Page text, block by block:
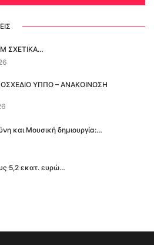
ΣΧΕΤΙΚΑ…
ΥΠΠΟ – ΑΝΑΚΟΙΝΩΣΗ
και Μουσική δημιουργία:…
5,2 εκατ. ευρώ…